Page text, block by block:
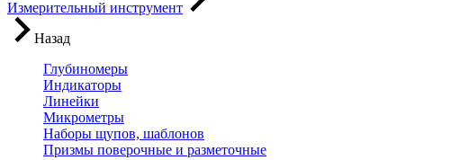
Измерительный инструмент
Назад
Глубиномеры
Индикаторы
Линейки
Микрометры
Наборы щупов, шаблонов
Призмы поверочные и разметочные